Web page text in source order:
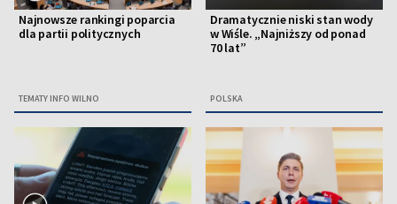
Najnowsze rankingi poparcia
dla partii politycznych
TEMATY INFO WILNO
Dramatycznie niski stan wody
w Wiśle. „Najniższy od ponad
70 lat”
POLSKA